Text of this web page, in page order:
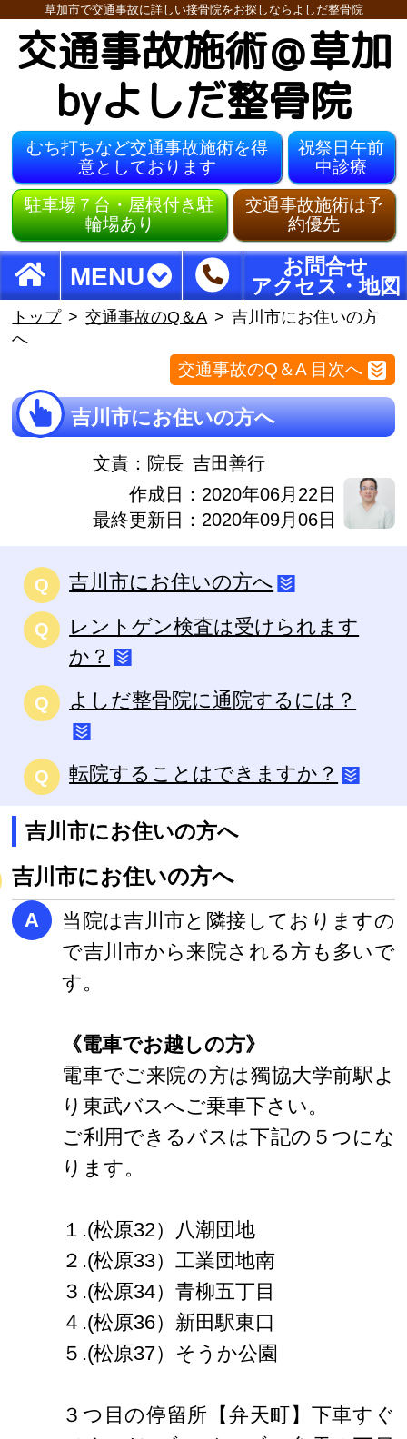
草加市で交通事故に詳しい接骨院をお探しならよしだ整骨院
交通事故施術＠草加
byよしだ整骨院
むち打ちなど交通事故施術を得
意としております
祝祭日午前
中診療
駐車場７台・屋根付き駐
輪場あり
交通事故施術は予
約優先
MENU
お問合せ
アクセス・地図
トップ 交通事故のQ＆A
吉川市にお住いの方
へ
交通事故のQ＆A 目次へ
吉川市にお住いの方へ
文責： 院長 吉田善行
作成日：2020年06月22日
最終更新日：2020年09月06日
Q 吉川市にお住いの方へ
Q
レントゲン検査は受けられます
か？
Q よしだ整骨院に通院するには？
Q 転院することはできますか？
吉川市にお住いの方へ
吉川市にお住いの方へ
A
当院は吉川市と隣接しておりますの
で吉川市から来院される方も多いで
す。
《電車でお越しの方》
電車でご来院の方は獨協大学前駅よ
り東武バスへご乗車下さい。
ご利用できるバスは下記の５つにな
ります。
１.(松原32）八潮団地
２.(松原33）工業団地南
３.(松原34）青柳五丁目
４.(松原36）新田駅東口
５.(松原37）そうか公園
３つ目の停留所【弁天町】下車すぐ